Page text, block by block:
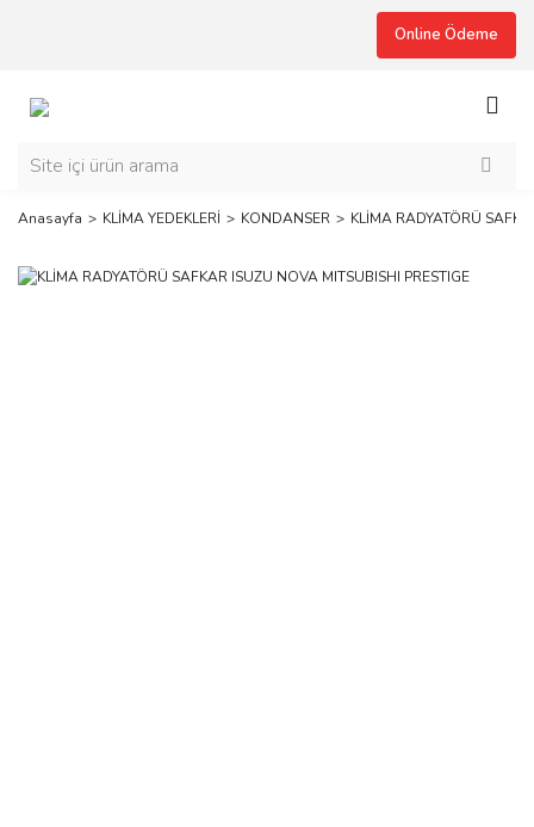
Online Ödeme
Anasayfa KLİMA YEDEKLERİ KONDANSER KLİMA RADYATÖRÜ